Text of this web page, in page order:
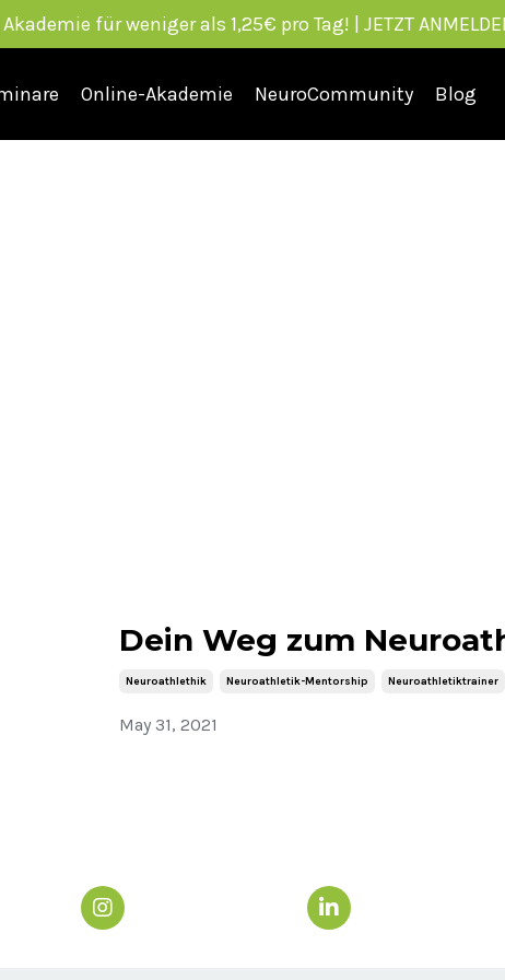
für weniger als 1,25€ pro Tag! | JETZT
Online-Akademie NeuroCommunity Blog
Dein Weg zum
Neuroathlethik Neuroathletik-Mentorship Neuroathletiktrainer
May 31, 2021